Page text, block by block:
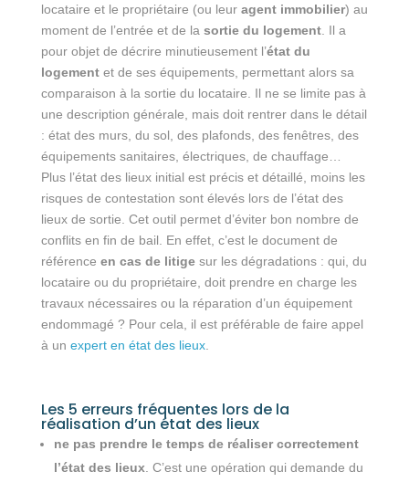
locataire et le propriétaire (ou leur agent immobilier) au
moment de l’entrée et de la sortie du logement. Il a
pour objet de décrire minutieusement l’état du
logementet de ses équipements, permettant alors sa
comparaison à la sortie du locataire. Il ne se limite pas à
une description générale, mais doit rentrer dans le détail
: état des murs, du sol, des plafonds, des fenêtres, des
équipements sanitaires, électriques, de chauffage…
Plus l’état des lieux initial est précis et détaillé, moins les
risques de contestation sont élevés lors de l’état des
lieux de sortie. Cet outil permet d’éviter bon nombre de
conflits en fin de bail. En effet, c’est le document de
référence en cas de litige sur les dégradations : qui, du
locataire ou du propriétaire, doit prendre en charge les
travaux nécessaires ou la réparation d’un équipement
endommagé ? Pour cela, il est préférable de faire appel
à un expert en état des lieux.
Les 5 erreurs fréquentes lors de la
réalisation d’un état des lieux
ne pas prendre le temps de réaliser correctement
l’état des lieux . C’est une opération qui demande du